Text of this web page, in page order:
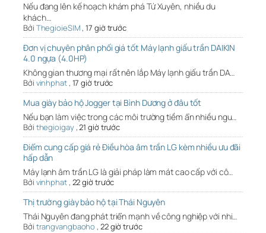
Nếu đang lên kế hoạch khám phá Tứ Xuyên, nhiều du
khách…
Bởi ThegioieSIM,17 giờ trước
Đơn vị chuyên phân phối giá tốt Máy lạnh giấu trần DAIKIN
4.0 ngựa (4.0HP)
Không gian thương mại rất nên lắp Máy lạnh giấu trần DA…
Bởi vinhphat, 17 giờ trước
Mua giày bảo hộ Jogger tại Bình Dương ở đâu tốt
Nếu bạn làm việc trong các môi trường tiềm ẩn nhiều ngu…
Bởi thegioigay,21 giờ trước
Điểm cung cấp giá rẻ Điều hòa âm trần LG kèm nhiều ưu đãi
hấp dẫn
Máy lạnh âm trần LG là giải pháp làm mát cao cấp với cô…
Bởi vinhphat, 22 giờ trước
Thị trường giày bảo hộ tại Thái Nguyên
Thái Nguyên đang phát triển mạnh về công nghiệp với nhi…
Bởi trangvangbaoho , 22 giờ trước